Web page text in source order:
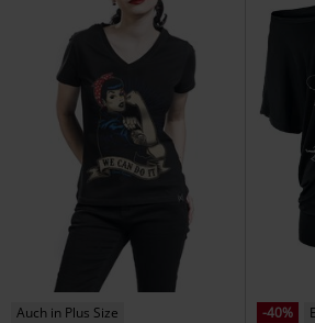
Auch in Plus Size -40%